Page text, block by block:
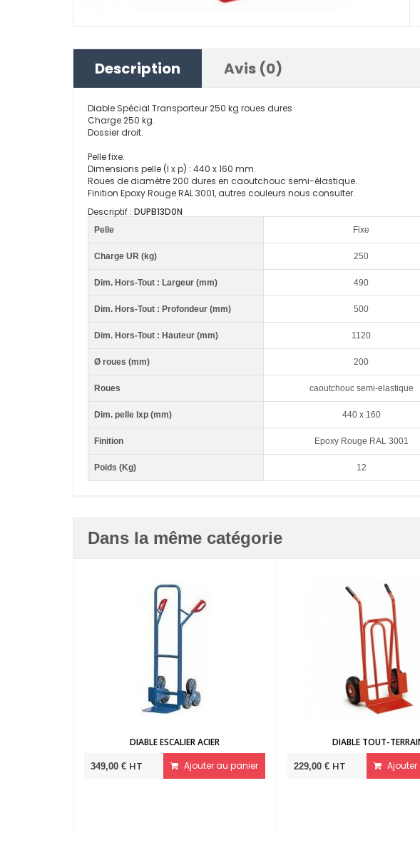
Description Avis (0)
Diable Spécial Transporteur 250 kg roues dures
Charge 250 kg.
Dossier droit.
Pelle fixe.
Dimensions pelle (l x p) : 440 x 160 mm.
Roues de diamètre 200 dures en caoutchouc semi-élastique.
Finition Epoxy Rouge RAL 3001, autres couleurs nous consulter.
Descriptif : DUPB13D0N
Pelle Fixe
Charge UR (kg) 250
Dim. Hors-Tout : Largeur (mm) 490
Dim. Hors-Tout : Profondeur (mm) 500
Dim. Hors-Tout : Hauteur (mm) 1120
Ø roues (mm) 200
Roues caoutchouc semi-elastique
Dim. pelle lxp (mm) 440 x 160
Finition Epoxy Rouge RAL 3001
Poids (Kg) 12
Dans la même catégorie
DIABLE ESCALIER ACIER
Ajouter au panier
DIABLE TOUT-TERRAIN
229,00 € Ajouter au panier